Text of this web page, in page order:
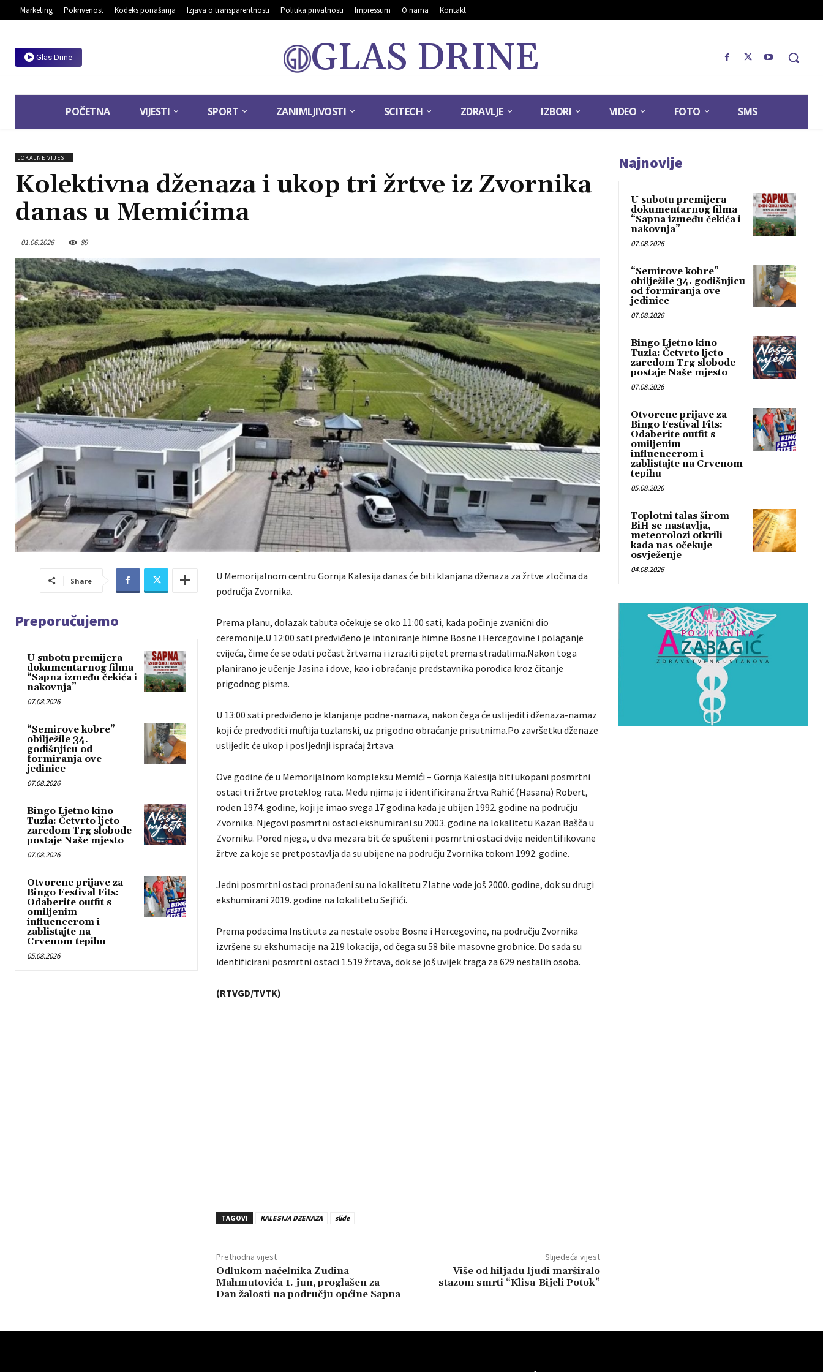
Marketing Pokrivenost Kodeks ponašanja Izjava o transparentnosti Politika privatnosti Impressum O nama Kontakt
Glas Drine GLAS DRINE
POČETNA VIJESTI SPORT ZANIMLJIVOSTI SCITECH ZDRAVLJE IZBORI VIDEO FOTO SMS
LOKALNE VIJESTI
Kolektivna dženaza i ukop tri žrtve iz Zvornika
danas u Memićima
01.06.2026 89
Share
Preporučujemo
U subotu premijera
dokumentarnog filma
“Sapna između čekića i
nakovnja”
07.08.2026
“Semirove kobre”
obilježile 34.
godišnjicu od
formiranja ove
jedinice
07.08.2026
Bingo Ljetno kino
Tuzla: Četvrto ljeto
zaredom Trg slobode
postaje Naše mjesto
07.08.2026
Otvorene prijave za
Bingo Festival Fits:
Odaberite outfit s
omiljenim
influencerom i
zablistajte na
Crvenom tepihu
05.08.2026
U Memorijalnom centru Gornja Kalesija danas će biti klanjana dženaza za žrtve zločina da
područja Zvornika.
Prema planu, dolazak tabuta očekuje se oko 11:00 sati, kada počinje zvanični dio
ceremonije.U 12:00 sati predviđeno je intoniranje himne Bosne i Hercegovine i polaganje
cvijeća, čime će se odati počast žrtvama i izraziti pijetet prema stradalima.Nakon toga
planirano je učenje Jasina i dove, kao i obraćanje predstavnika porodica kroz čitanje
prigodnog pisma.
U 13:00 sati predviđeno je klanjanje podne-namaza, nakon čega će uslijediti dženaza-namaz
koji će predvoditi muftija tuzlanski, uz prigodno obraćanje prisutnima.Po završetku dženaze
uslijedit će ukop i posljednji ispraćaj žrtava.
Ove godine će u Memorijalnom kompleksu Memići – Gornja Kalesija biti ukopani posmrtni
ostaci tri žrtve proteklog rata. Među njima je i identificirana žrtva Rahić (Hasana) Robert,
rođen 1974. godine, koji je imao svega 17 godina kada je ubijen 1992. godine na području
Zvornika. Njegovi posmrtni ostaci ekshumirani su 2003. godine na lokalitetu Kazan Bašča u
Zvorniku. Pored njega, u dva mezara bit će spušteni i posmrtni ostaci dvije neidentifikovane
žrtve za koje se pretpostavlja da su ubijene na području Zvornika tokom 1992. godine.
Jedni posmrtni ostaci pronađeni su na lokalitetu Zlatne vode još 2000. godine, dok su drugi
ekshumirani 2019. godine na lokalitetu Sejfići.
Prema podacima Instituta za nestale osobe Bosne i Hercegovine, na području Zvornika
izvršene su ekshumacije na 219 lokacija, od čega su 58 bile masovne grobnice. Do sada su
identificirani posmrtni ostaci 1.519 žrtava, dok se još uvijek traga za 629 nestalih osoba.
(RTVGD/TVTK)
TAGOVI KALESIJA DZENAZA slide
Prethodna vijest
Odlukom načelnika Zudina
Mahmutovića 1. jun, proglašen za
Dan žalosti na području općine Sapna
Slijedeća vijest
Više od hiljadu ljudi marširalo
stazom smrti “Klisa-Bijeli Potok”
Najnovije
U subotu premijera
dokumentarnog filma
“Sapna između čekića i
nakovnja”
07.08.2026
“Semirove kobre”
obilježile 34. godišnjicu
od formiranja ove
jedinice
07.08.2026
Bingo Ljetno kino
Tuzla: Četvrto ljeto
zaredom Trg slobode
postaje Naše mjesto
07.08.2026
Otvorene prijave za
Bingo Festival Fits:
Odaberite outfit s
omiljenim
influencerom i
zablistajte na Crvenom
tepihu
05.08.2026
Toplotni talas širom
BiH se nastavlja,
meteorolozi otkrili
kada nas očekuje
osvježenje
04.08.2026